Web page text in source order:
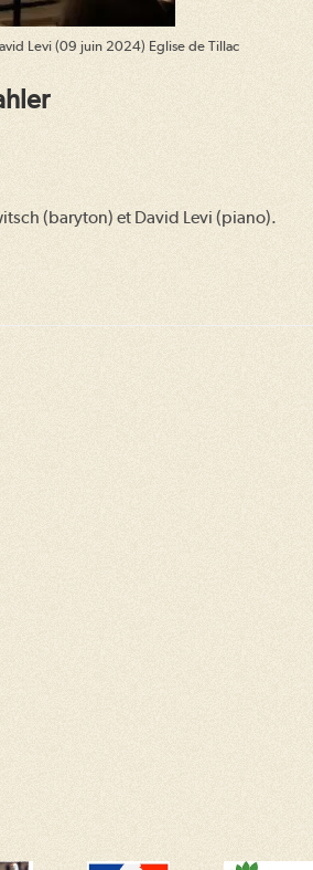
Levi (09 juin 2024) Eglise de Tillac
(baryton) et David Levi (piano).